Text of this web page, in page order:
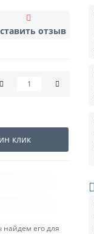
отзыв
клик
найдем его для